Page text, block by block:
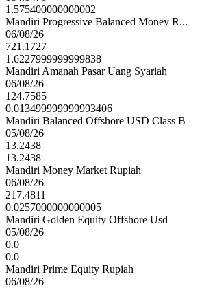
1.575400000000002
Mandiri Progressive Balanced Money R...
06/08/26
721.1727
1.6227999999999838
Mandiri Amanah Pasar Uang Syariah
06/08/26
124.7585
0.013499999999993406
Mandiri Balanced Offshore USD Class B
05/08/26
13.2438
13.2438
Mandiri Money Market Rupiah
06/08/26
217.4811
0.0257000000000005
Mandiri Golden Equity Offshore Usd
05/08/26
0.0
0.0
Mandiri Prime Equity Rupiah
06/08/26